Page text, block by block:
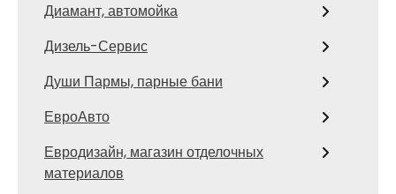
Диамант, автомойка
Дизель-Сервис
Души Пармы, парные бани
ЕвроАвто
Евродизайн, магазин отделочных
материалов